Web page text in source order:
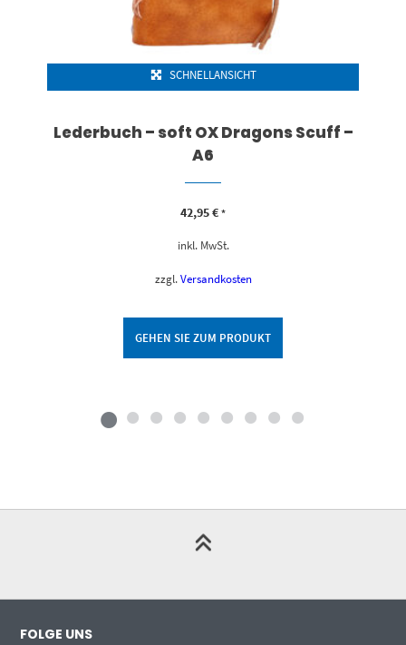
SCHNELLANSICHT
Lederbuch – soft OX Dragons Scuff –
A6
42,95€ *
inkl. MwSt.
zzgl. Versandkosten
GEHEN SIE ZUM PRODUKT
FOLGE UNS